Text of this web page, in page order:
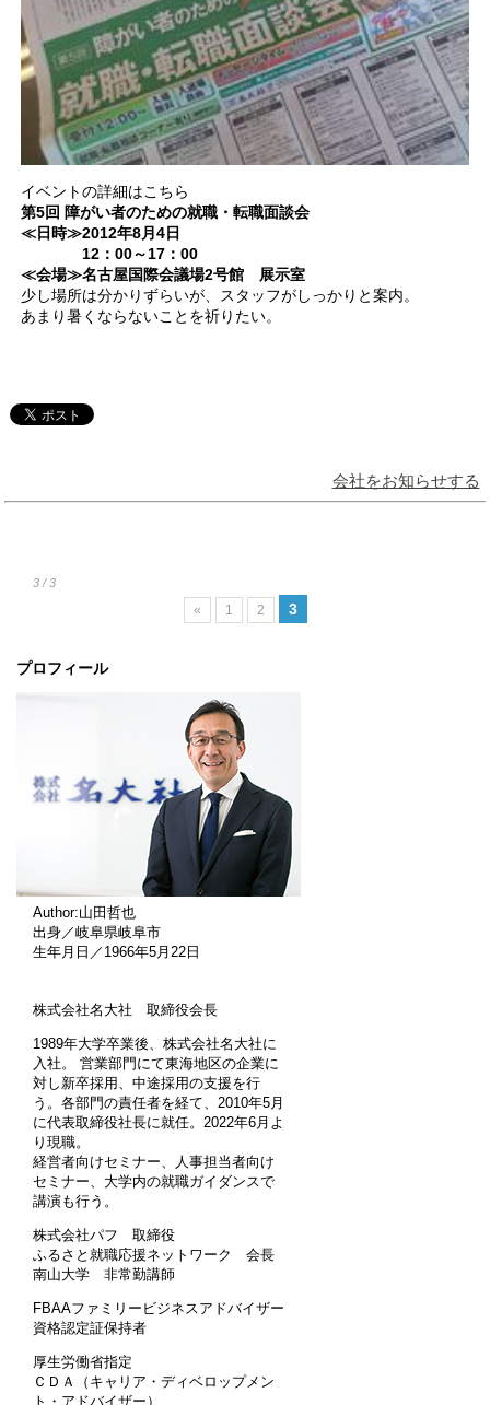
プロフィール
Author:山田哲也
出身／岐阜県岐阜市
生年月日／1966年5月22日
株式会社名大社 取締役会長
1989年大学卒業後、株式会社名大社に
入社。 営業部門にて東海地区の企業に
対し新卒採用、中途採用の支援を行
う。各部門の責任者を経て、2010年5月
に代表取締役社長に就任。2022年6月よ
り現職。
経営者向けセミナー、人事担当者向け
セミナー、大学内の就職ガイダンスで
講演も行う。
株式会社パフ 取締役
ふるさと就職応援ネットワーク 会長
南山大学 非常勤講師
FBAAファミリービジネスアドバイザー
資格認定証保持者
厚生労働省指定
ＣＤＡ（キャリア・ディベロップメン
ト・アドバイザー）
イベントの詳細はこちら
第5回 障がい者のための就職・転職面談会
≪日時≫2012年8月4日
12：00～17：00
≪会場≫名古屋国際会議場2号館 展示室
少し場所は分かりずらいが、スタッフがしっかりと案内。
あまり暑くならないことを祈りたい。
会社をお知らせする
3 / 3
« 1 2 3